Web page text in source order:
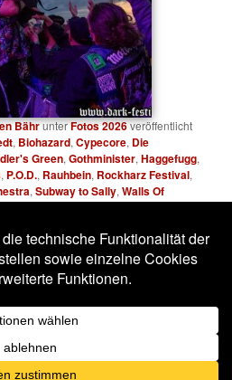
BährunterFotos 2026veröffentlicht
, Biohazard,Cypecore, Die
Green,Gothminister,Haggefugg,
, P.O.D., Rauhbein, Rockharz Festival,
,Subway to Sally,Walls Of
ein Lesezeichen für denPermalink.
Stolz präsentiert von WordPress